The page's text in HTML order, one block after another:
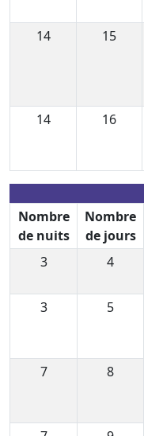
14
15
14
16
Nombre
de nuits
Nombre
de jours
3
4
3
5
7
8